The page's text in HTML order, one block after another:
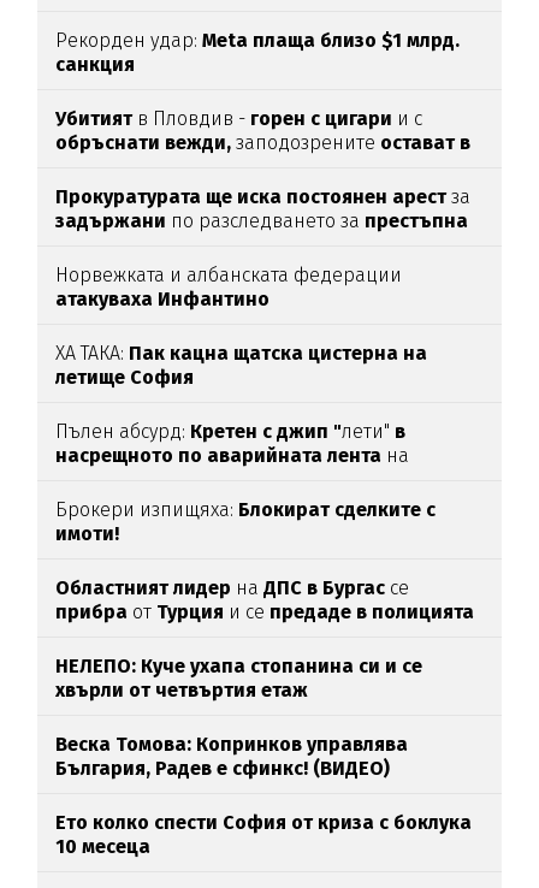
Рекорден удар:Meta плаща близо $1 млрд.
санкция
Убитиятв Пловдив - горен с цигари и с
обръснати вежди, заподозрените остават в
Прокуратурата ще иска постоянен арестза
задържани по разследването за престъпна
Норвежката и албанската федерации
атакуваха Инфантино
ХА ТАКА: Пак кацна щатска цистерна на
летище София
Пълен абсурд: Кретен с джип "лети" в
насрещното по аварийната лента на
Брокери изпищяха: Блокират сделките с
имоти!
Областният лидер наДПС в Бургас се
прибра от Турция и се предаде в полицията
НЕЛЕПО: Куче ухапа стопанина си и се
хвърли от четвъртия етаж
Веска Томова: Копринков управлява
България, Радев е сфинкс! (ВИДЕО)
Ето колко спести София от криза с боклука
10 месеца